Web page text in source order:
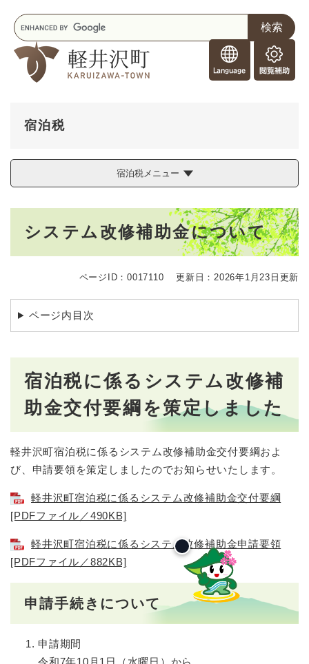
g
e
s
閲
覧
キ
ー
ワ
宿泊税
宿泊税メニュー
システム改修補助金について
ページID：0017110 更新日：2026年1月23日更新
ページ内目次
宿泊税に係るシステム改修補
助金交付要綱を策定しました
軽井沢町宿泊税に係るシステム改修補助金交付要綱およ
び、申請要領を策定しましたのでお知らせいたします。
軽井沢町宿泊税に係るシステム改修補助金交付要綱
[PDFファイル／490KB]
軽井沢町宿泊税に係るシステム改修補助金申請要領
[PDFファイル／882KB]
申請手続きについて
申請期間